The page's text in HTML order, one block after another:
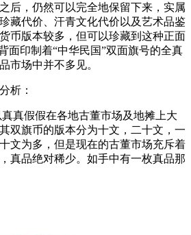
后，仍然可以完全地保留下来，实属
藏代价、汗青文化代价以及艺术品鉴
币版本较多，但可以珍藏到这种正面
面印制着“中华民国”双面旗号的全真
市场中并不多见。
析：
真假假在各地古董市场及地摊上大
双旗币的版本分为十文，二十文，一
文为多，但是现在的古董市场充斥着
真品绝对稀少。如手中有一枚真品那